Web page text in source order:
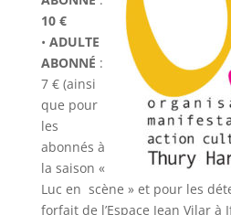
10 €
• ADULTE
ABONNÉ :
7 € (ainsi
que pour
les
abonnés à
la saison «
Luc en scène » et pour les
forfait de l’Espace Jean Vilar à